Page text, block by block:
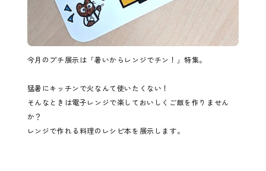
今月のプチ展示は「暑いからレンジでチン！」特集。
猛暑にキッチンで火なんて使いたくない！
そんなときは電子レンジで楽しておいしくご飯を作りません
か？
レンジで作れる料理のレシピ本を展示します。